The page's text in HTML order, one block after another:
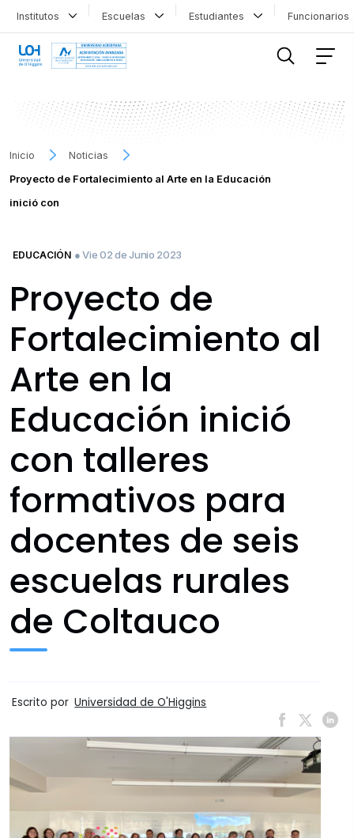
Institutos Escuelas Estudiantes
Inicio
Noticias
Proyecto de Fortalecimiento al Arte en la Educación
inició con
EDUCACIÓN ● Vie 02 de Junio 2023
Proyecto de
Fortalecimiento al
Arte en la
Educación inició
con talleres
formativos para
docentes de seis
escuelas rurales
de Coltauco
Escrito por Universidad de O'Higgins